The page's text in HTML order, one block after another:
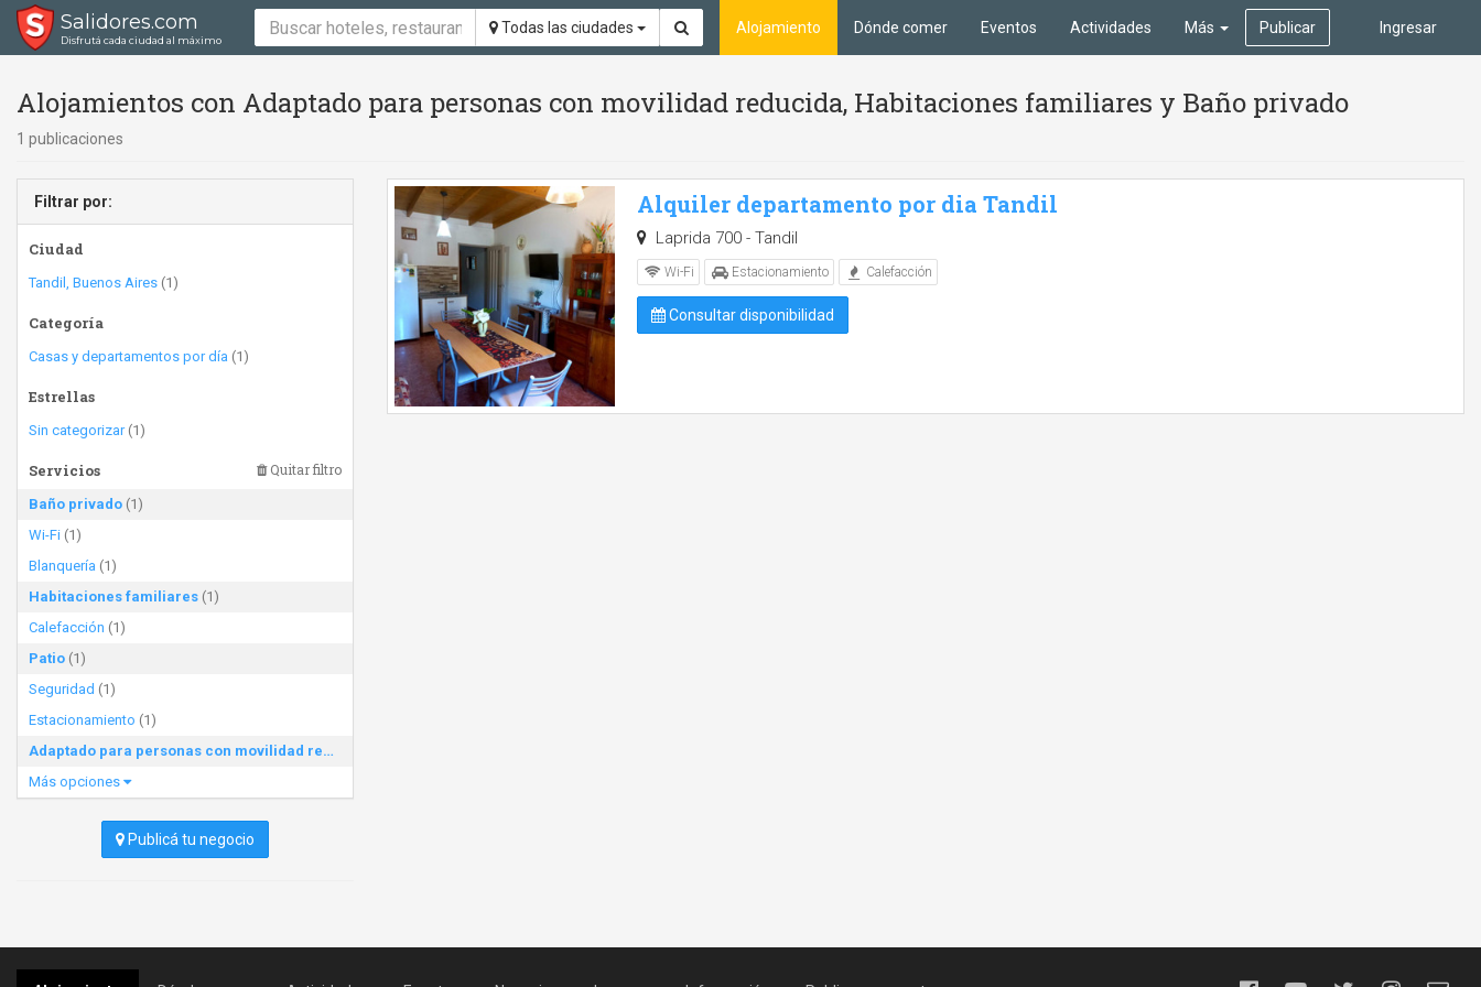
Salidores.com
Disfrutá cada ciudad al máximo
Todas las ciudades Ingresar
Alojamiento Dónde comer Eventos Actividades Más Publicar
Alojamientos con Adaptado para personas con movilidad reducida, Habitaciones familiares y Baño privado
1 publicaciones
Filtrar por:
Ciudad
Tandil, Buenos Aires (1)
Categoría
Casas y departamentos por día (1)
Estrellas
Sin categorizar(1)
Servicios Quitar filtro
Baño privado (1)
Wi-Fi (1)
Blanquería (1)
Habitaciones familiares (1)
Calefacción (1)
Patio (1)
Seguridad (1)
Estacionamiento (1)
Adaptado para personas con movilidad reducida
Más opciones
Publicá tu negocio
Alquiler departamento por dia Tandil
Laprida 700 - Tandil
Wi-Fi Estacionamiento Calefacción
Consultar disponibilidad